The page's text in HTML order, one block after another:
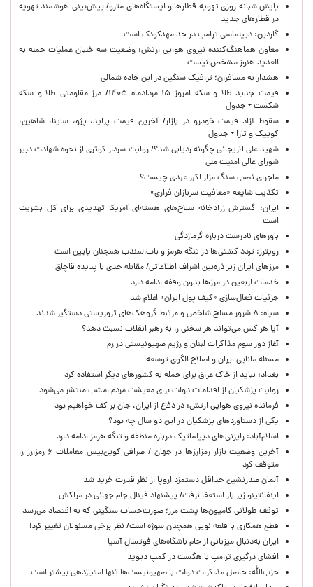
پایش شبانه روزی تهویه قطارها و ایستگاه‌های مترو/ پیش‌بینی هوشمند تهویه
در قطارهای جدید
گاردین: دیپلماسی ترامپ در حد مهدکودک است
معاون هماهنگ‌کننده نیروی هوایی ارتش: وضعیت سه خلبان عملیات حمله به
العدید هنوز مشخص نیست
هشدار به مسافران؛ ترافیک سنگین در این جاده شمالی
قیمت جدید طلا و سکه امروز ۱۵ مردادماه ۱۴۰۵/ مرز مقاومتی طلا و سکه
شکست + جدول
سقوط آزاد قیمت خودرو در بازار/ آخرین قیمت پراید، پژو، ساینا، شاهین،
کوییک و تارا + جدول
شهید علی لاریجانی چگونه ردیابی شد؟/ روایت سردار کوثری از نحوه شهادت دبیر
شورای عالی امنیت ملی
ماجرای نصب سنگ مزار اکبر عبدی چیست؟
تکذیب شایعه «معافیت سربازان فراری»
ایران: گسترش زرادخانه سلاح‌های هسته‌ای آمریکا تهدیدی برای کل بشریت
است
باورهای نادرست درباره گرمازدگی
رویترز: تردد کشتی‌ها در تنگه هرمز و باب‌المندب همچنان پایین است
مرزهای ایران زیر ذره‌بین اشراف اطلاعاتی/ مقابله جدی با پدیده قاچاق
خدمات اربعین در مرزها بدون وقفه ادامه دارد
جزئیات فعال‌سازی «کیف پول ایران» اعلام شد
سپاه: ۸ شرور مسلح شاخص و مرتبط گروهک‌های تروریستی دستگیر شدند
آیا هر کس می‌تواند هر سخنی را به رهبر انقلاب نسبت دهد؟
آغاز دور سوم مذاکرات لبنان و رژیم صهیونیستی در رم
مسئله مانایی ایران و اصلاح الگوی توسعه
بغداد: نباید از خاک عراق برای حمله به کشورهای دیگر استفاده کرد
روایت پزشکیان از اقدامات دولت برای معیشت مردم امشب منتشر می‌شود
فرمانده نیروی هوایی ارتش: در دفاع از ایران، جان بر کف خواهیم بود
یکی از دستاوردهای پزشکیان در این دو سال چه بود؟
اسلام‌آباد: رایزنی‌های دیپلماتیک درباره منطقه و تنگه هرمز ادامه دارد
آخرین وضعیت بازار رمزارزها در جهان / صرافی کوین‌بیس معاملات ۶ رمزارز را
متوقف کرد
آلمان صدرنشین حداقل دستمزد اروپا از نظر قدرت خرید شد
اینفانتینو زیر بار استعفا نرفت/ پیشنهاد فینال جام جهانی در مراکش
توقف طولانی کامیون‌ها پشت مرز؛ صورت‌حساب سنگینی که به اقتصاد می‌رسد
قطع همکاری با قلعه نویی همچنان سوژه است/ نظر برخی مسئولان تغییر کرد!
ایران به‌دنبال میزبانی از جام باشگاه‌های فوتسال آسیا
افشای درگیری ترامپ با هگست در کمپ دیوید
حزب‌الله: حاصل مذاکرات دولت با صهیونیست‌ها تنها امتیازدهی‌ بیشتر است